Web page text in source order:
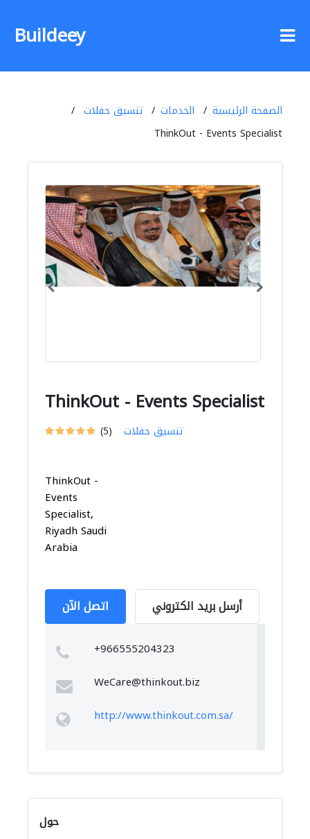
Buildeey
الصفحة الرئيسية الخدمات
تنسيق حفلات
ThinkOut - Events Specialist
ThinkOut - Events Specialist
(5) تنسيق حفلات
ThinkOut -
Events
Specialist,
Riyadh Saudi
Arabia
اتصل الآن أرسل بريد الكتروني
+966555204323
WeCare@thinkout.biz
http://www.thinkout.com.sa/
حول